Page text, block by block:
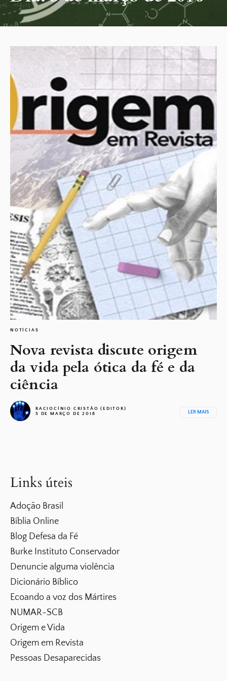
NOTÍCIAS
Nova revista discute origem
da vida pela ótica da fé e da
ciência
RACIOCÍNIO CRISTÃO (EDITOR)
5 DE MARÇO DE 2018
LER MAIS
Links úteis
Adoção Brasil
Bíblia Online
Blog Defesa da Fé
Burke Instituto Conservador
Denuncie alguma violência
Dicionário Bíblico
Ecoando a voz dos Mártires
NUMAR-SCB
Origem e Vida
Origem em Revista
Pessoas Desaparecidas